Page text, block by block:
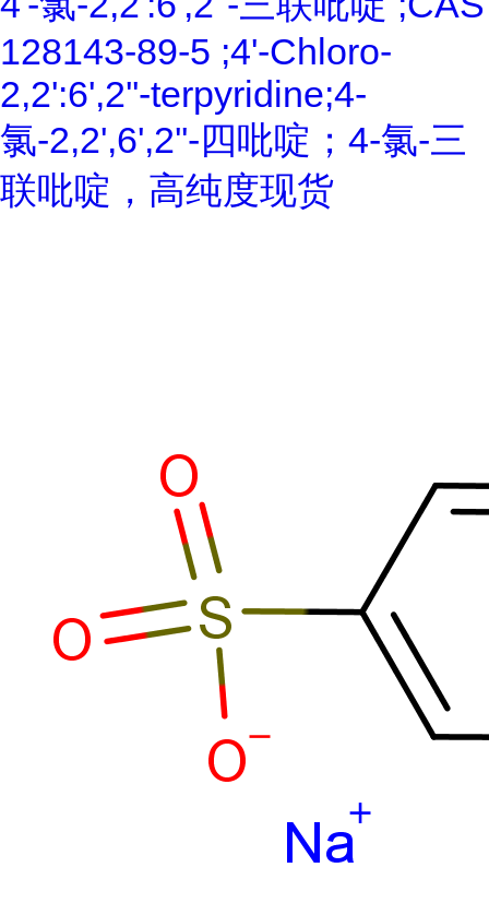
128143-89-5 ;4'-Chloro-
2,2':6',2''-terpyridine;4-
氯-2,2',6',2''-四吡啶；4-氯-三
联吡啶，高纯度现货